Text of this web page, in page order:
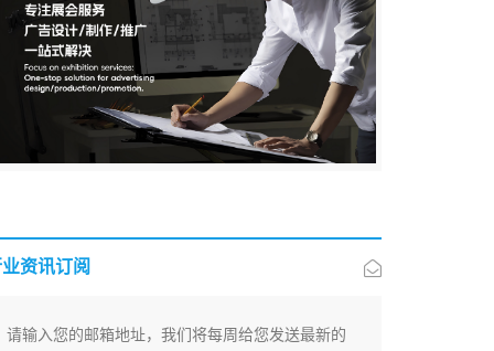
资讯订阅
请输入您的邮箱地址，我们将每周给您发送最新的